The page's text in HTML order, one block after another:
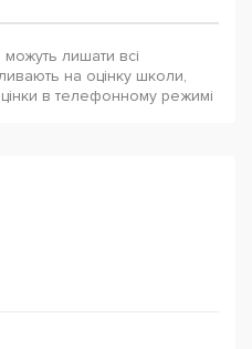
можуть лишати всі
на оцінку школи,
в телефонному режимі